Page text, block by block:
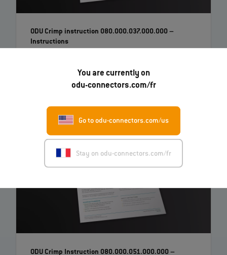
You are currently on
odu-connectors.com/fr
Go to odu-connectors.com/us
Stay on odu-connectors.com/fr
ODU Crimp instruction 080.000.037.000.000–
Instructions
ODU Crimp Instruction 080.000.051.000.000–